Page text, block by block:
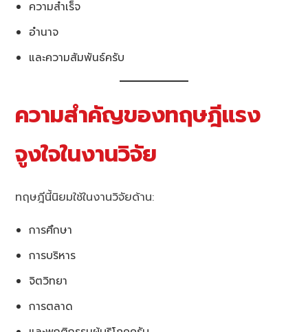
ความสำเร็จ
อำนาจ
และความสัมพันธ์ครับ
ความสำคัญของทฤษฎีแรง
จูงใจในงานวิจัย
ทฤษฎีนี้นิยมใช้ในงานวิจัยด้าน:
การศึกษา
การบริหาร
จิตวิทยา
การตลาด